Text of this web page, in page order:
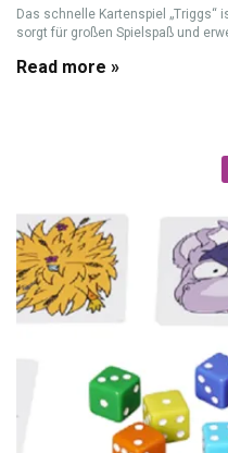
Das schnelle Kartenspiel „Triggs“
sorgt für großen Spielspaß und
Read more »